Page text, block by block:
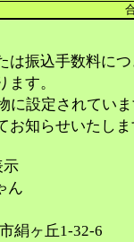
は振込手数料に
す。
に設定されてい
お知らせいたし
示
ん
絹ヶ丘1-32-6